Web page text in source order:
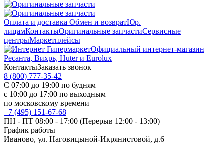
Оплата и доставка Обмен и возвратЮр.
лицамКонтактыОригинальные запчастиСервисные
центрыМаркетплейсы
Официальный интернет-магазин
Ресанта, Вихрь, Huter и Eurolux
КонтактыЗаказать звонок
8 (800) 777-35-42
С 07:00 до 19:00 по будням
с 10:00 до 17:00 по выходным
по московскому времени
+7 (495) 151-67-68
ПН - ПТ 08:00 - 17:00 (Перерыв 12:00 - 13:00)
График работы
Иваново, ул. Наговицыной-Икрянистовой, д.6